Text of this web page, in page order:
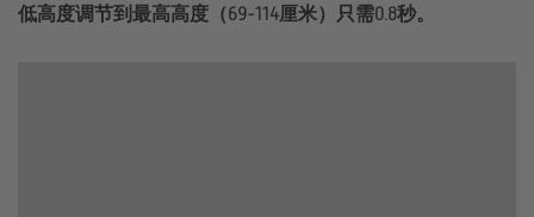
低高度调节到最高高度（69-114厘米）只需0.8秒。